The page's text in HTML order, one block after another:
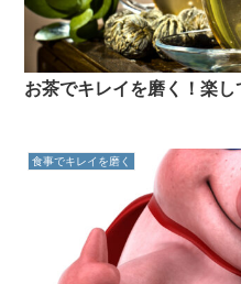
お茶でキレイを磨く！楽し
食事でキレイを磨く